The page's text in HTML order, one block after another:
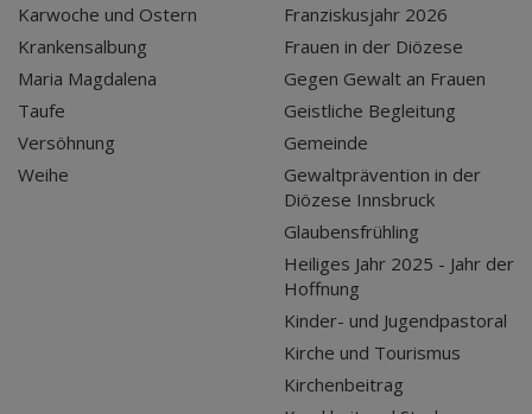
Karwoche und Ostern
Krankensalbung
Maria Magdalena
Taufe
Versöhnung
Weihe
Franziskusjahr 2026
Frauen in der Diözese
Gegen Gewalt an Frauen
Geistliche Begleitung
Gemeinde
Gewaltprävention in der
Diözese Innsbruck
Glaubensfrühling
Heiliges Jahr 2025 - Jahr der
Hoffnung
Kinder- und Jugendpastoral
Kirche und Tourismus
Kirchenbeitrag